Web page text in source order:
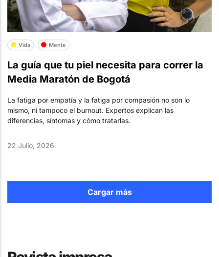
Vida Mente
La guía que tu piel necesita para correr la
Media Maratón de Bogotá
La fatiga por empatía y la fatiga por compasión no son lo
mismo, ni tampoco el burnout. Expertos explican las
diferencias, síntomas y cómo tratarlas.
22 Julio, 2026
Cargar más